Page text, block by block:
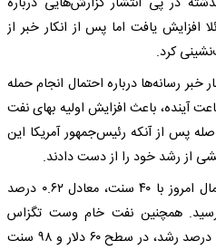
افزایش یافت اما پس از انکار خبر از
کرد.
خبر رسانه‌ها درباره احتمال انجام حمله
آینده، باعث افزایش اولیه بهای نفت
پس از آنکه رئیس‌جمهور آمریکا این
از رشد خود را از دست دادند.
بهای هر بشکه نفت برنت دریای شمال امروز با ۴۰ سنت، معادل ۰.۶۲ درصد
۶۴ دلار و ۷۷ سنت رسید. همچنین نفت خام وست تگزاس
اینترمدیت آمریکا با ۴۱ سنت یا ۰.۶۸ درصد رشد، در سطح ۶۰ دلار و ۹۸ سنت